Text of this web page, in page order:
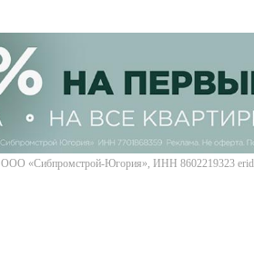
ООО «Сибпромстрой-Югория», ИНН 8602219323